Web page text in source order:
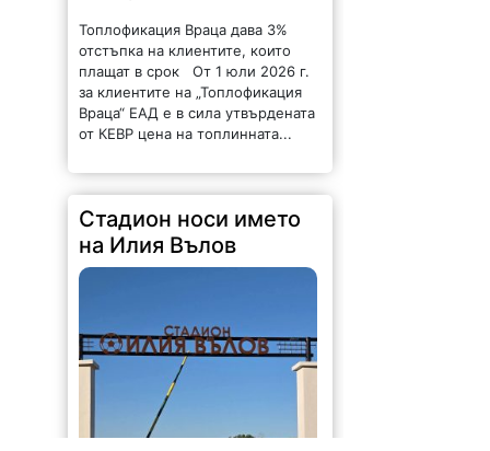
Топлофикация Враца дава 3%
отстъпка на клиентите, които
плащат в срок От 1 юли 2026 г.
за клиентите на „Топлофикация
Враца“ ЕАД е в сила утвърдената
от КЕВР цена на топлинната...
Стадион носи името
на Илия Вълов